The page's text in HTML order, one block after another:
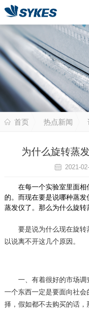
首页 热点新闻
为什么旋转蒸
2021-
在每一个实验室里面相
的。而现在要是说哪种蒸
蒸发仪了。那么为什么旋转
要是说为什么现在旋转
以说离不开这几个原因。
一、有着很好的市场调
一个东西一定是要面向社
择，假如都不去购买的话，